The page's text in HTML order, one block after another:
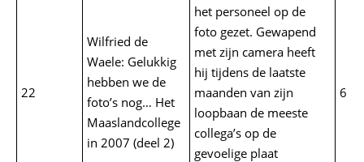
22
Wilfried de
Waele: Gelukkig
hebben we de
foto’s nog… Het
Maaslandcollege
in 2007 (deel 2)
het personeel op de
foto gezet. Gewapend
met zijn camera heeft
hij tijdens de laatste
maanden van zijn
loopbaan de meeste
collega’s op de
gevoelige plaat
6